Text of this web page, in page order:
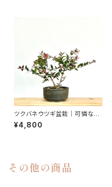
ツクバネウツギ盆栽｜可憐な花
を楽しむ一点物｜高さ約25cm
¥4,800
その他の商品